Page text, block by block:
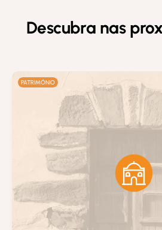
Descubra nas
PATRIMÓNIO